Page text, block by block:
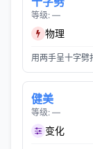
等级: —
物理
用两手呈十字劈
健美
等级: —
变化